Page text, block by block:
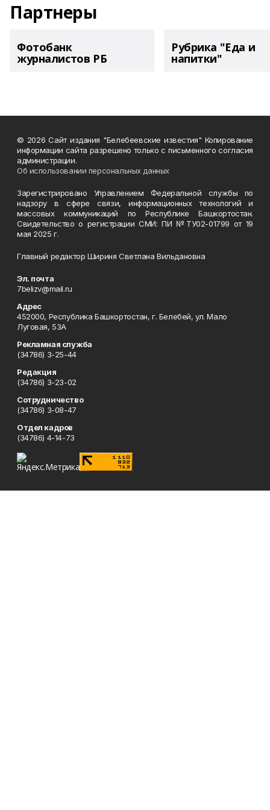
Партнеры
Фотобанк
журналистов РБ
Рубрика "Еда и
напитки"
© 2026 Сайт издания "Белебеевские известия" Копирование
информации сайта разрешено только с письменного согласия
администрации.
Об использовании персональных данных
Зарегистрировано Управлением Федеральной службы по
надзору в сфере связи, информационных технологий и
массовых коммуникаций по Республике Башкортостан.
Свидетельство о регистрации СМИ: ПИ №ТУ02-01799 от 19
мая 2025 г.
Главный редактор Шириня Светлана Вильдановна
Эл. почта
7belizv@mail.ru
Адрес
452000, Республика Башкортостан, г. Белебей, ул. Мало
Луговая, 53А
Рекламная служба
(34786) 3-25-44
Редакция
(34786) 3-23-02
Сотрудничество
(34786) 3-08-47
Отдел кадров
(34786) 4-14-73